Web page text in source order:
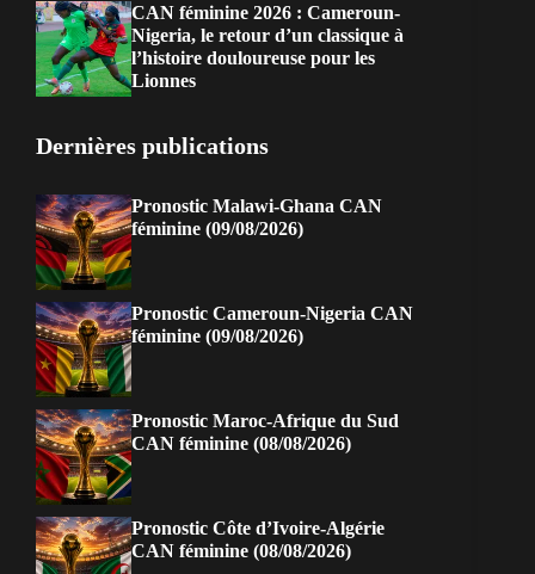
CAN féminine 2026 : Cameroun-
Nigeria, le retour d’un classique à
l’histoire douloureuse pour les
Lionnes
Dernières publications
Pronostic Malawi-Ghana CAN
féminine (09/08/2026)
Pronostic Cameroun-Nigeria CAN
féminine (09/08/2026)
Pronostic Maroc-Afrique du Sud
CAN féminine (08/08/2026)
Pronostic Côte d’Ivoire-Algérie
CAN féminine (08/08/2026)